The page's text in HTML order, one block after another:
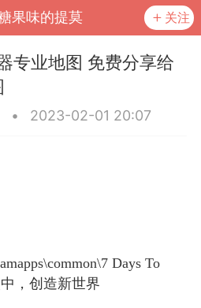
果味的提莫 关注
排行榜
专业地图 免费分享给
• 2023-02-01 20:07
Days To
，创造新世界